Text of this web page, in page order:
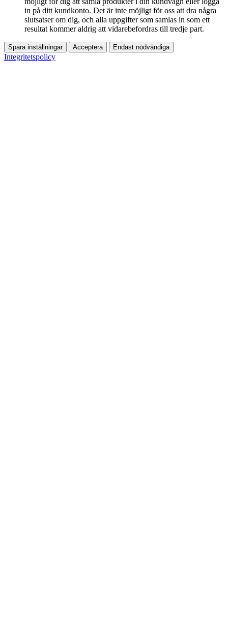
in på ditt kundkonto. Det är inte möjligt för oss att dra några
slutsatser om dig, och alla uppgifter som samlas in som ett
resultat kommer aldrig att vidarebefordras till tredje part.
Spara inställningar Acceptera Endast nödvändiga
Integritetspolicy